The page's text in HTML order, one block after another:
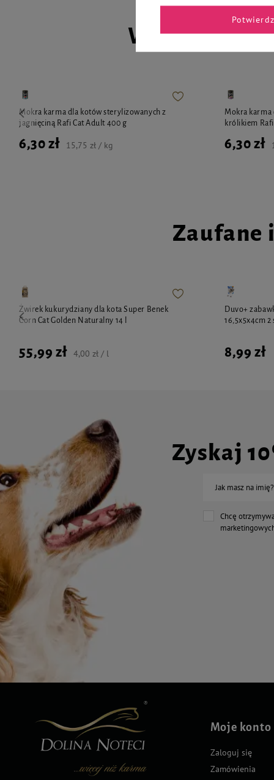
Wybrane
Mokra karma dla kotów sterylizowanych z
jagnięciną Rafi Cat Adult 400 g
6,30 zł 15,75 zł / kg
Mokra karma
królikiem
6,30 zł
Zaufane
Żwirek kukurydziany dla kota Super Benek
Corn Cat Golden Naturalny 14 l
55,99 zł 4,00 zł / l
Duvo+
16,5x5x4cm 2
8,99 zł
Zyskaj
Jak masz na imię?
Chcę
Moje konto
Zaloguj się
Zamówienia